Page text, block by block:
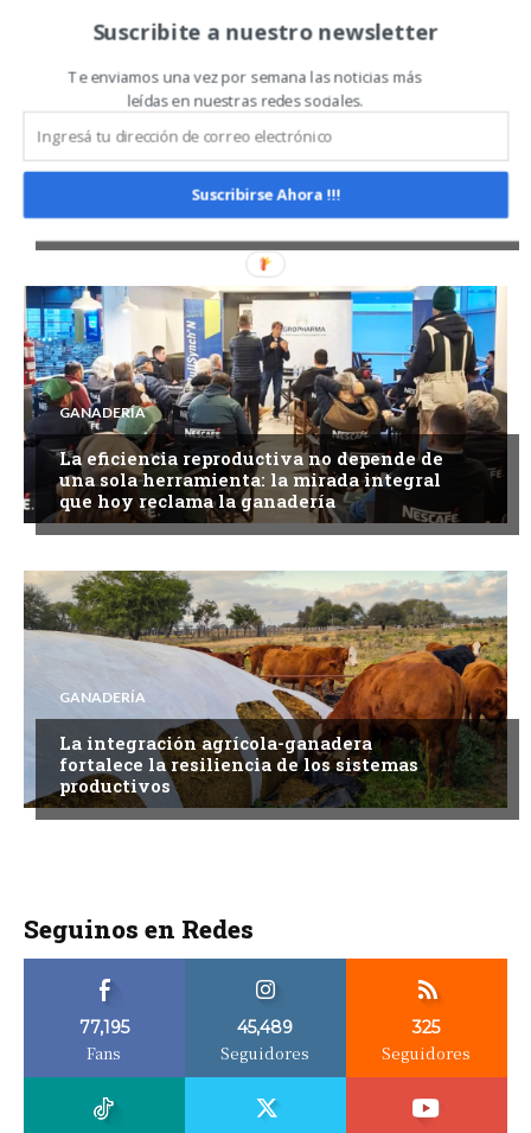
GANADERÍA
Quedó reglamentado el RIMI con
beneficios para inversiones
agropecuarias
GANADERÍA
La eficiencia reproductiva no depende de
una sola herramienta: la mirada integral
que hoy reclama la ganadería
GANADERÍA
La integración agrícola-ganadera
fortalece la resiliencia de los sistemas
productivos
Seguinos en Redes
77,195
Fans
45,489
Seguidores
325
Seguidores
Suscribite a nuestro newsletter
Te enviamos una vez por semana las noticias más
leídas en nuestras redes sociales.
Suscribirse Ahora !!!